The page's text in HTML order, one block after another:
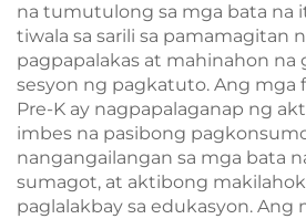
na tumutulong sa mga bata na
tiwala sa sarili sa pamamagitan
pagpapalakas at mahinahon na
sesyon ng pagkatuto. Ang mga
Pre-K ay nagpapalaganap ng
imbes na pasibong
nangangailangan sa mga bata
sumagot, at aktibong
paglalakbay sa edukasyon.